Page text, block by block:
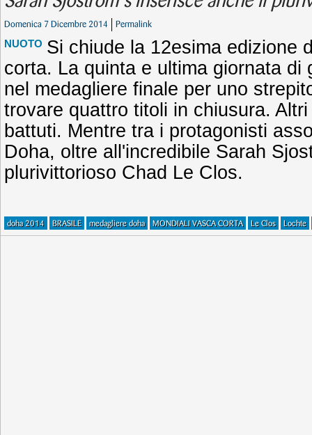
Domenica 7 Dicembre 2014 Permalink
NUOTO Si chiude la 12esima edizione
corta. La quinta e ultima giornata di
nel medagliere finale per uno
trovare quattro titoli in chiusura.
battuti. Mentre tra i protagonisti
Doha, oltre all'incredibile Sarah
plurivittorioso Chad Le Clos.
doha 2014 BRASILE medagliere doha MONDIALI VASCA CORTA Le Clos Lochte